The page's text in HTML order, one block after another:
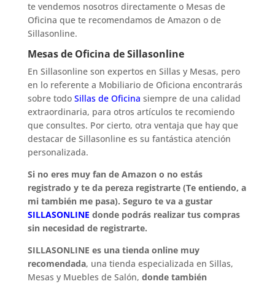
te vendemos nosotros directamente o Mesas de
Oficina que te recomendamos de Amazon o de
Sillasonline.
Mesas de Oficina de Sillasonline
En Sillasonline son expertos en Sillas y Mesas, pero
en lo referente a Mobiliario de Oficiona encontrarás
sobre todo Sillas de Oficina siempre de una calidad
extraordinaria, para otros artículos te recomiendo
que consultes. Por cierto, otra ventaja que hay que
destacar de Sillasonline es su fantástica atención
personalizada.
Si no eres muy fan de Amazon o no estás
registrado y te da pereza registrarte (Te entiendo, a
mi también me pasa). Seguro te va a gustar
SILLASONLINE donde podrás realizar tus compras
sin necesidad de registrarte.
SILLASONLINE es una tienda online muy
recomendada, una tienda especializada en Sillas,
Mesas y Muebles de Salón, donde también